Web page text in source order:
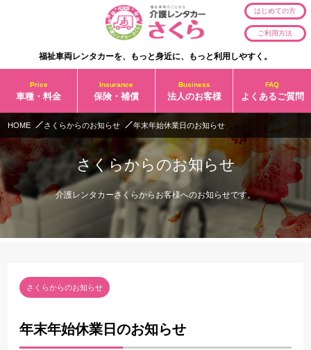
福祉車両レンタカーを、もっと身近に、もっと利用しやすく。
はじめての方
ご利用方法
Price
車種・料金
Insurance
保険・補償
Business
法人のお客様
FAQ
よくあるご質問
HOME さくらからのお知らせ 年末年始休業日のお知らせ
さくらからのお知らせ
介護レンタカーさくらからお客様へのお知らせです。
さくらからのお知らせ
年末年始休業日のお知らせ